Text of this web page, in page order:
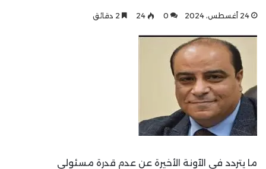
24 أغسطس، 2024 0
24
ما يتردد فى الآونة الأخيرة عن عدم قدرة مسئولى